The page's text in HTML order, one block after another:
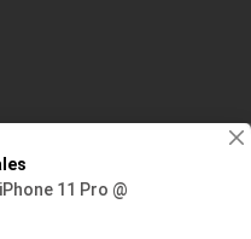
reserved
Us